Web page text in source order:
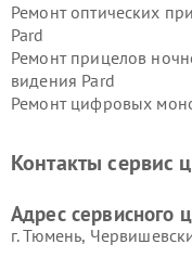
Ремонт оптических
Pard
Ремонт прицелов
видения Pard
Ремонт цифровых
Контакты сервис
Адрес сервисного
г. Тюмень,